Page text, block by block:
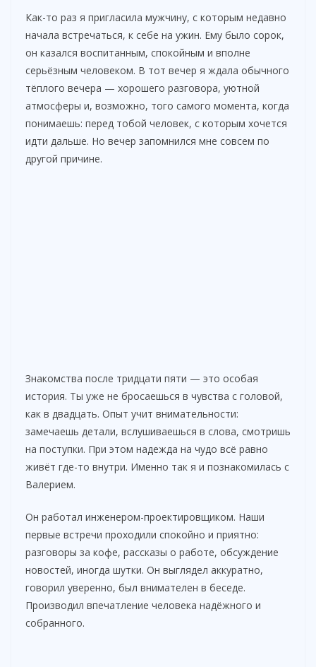
Как-то раз я пригласила мужчину, с которым недавно
начала встречаться, к себе на ужин. Ему было сорок,
он казался воспитанным, спокойным и вполне
серьёзным человеком. В тот вечер я ждала обычного
тёплого вечера — хорошего разговора, уютной
атмосферы и, возможно, того самого момента, когда
понимаешь: перед тобой человек, с которым хочется
идти дальше. Но вечер запомнился мне совсем по
другой причине.
Знакомства после тридцати пяти — это особая
история. Ты уже не бросаешься в чувства с головой,
как в двадцать. Опыт учит внимательности:
замечаешь детали, вслушиваешься в слова, смотришь
на поступки. При этом надежда на чудо всё равно
живёт где-то внутри. Именно так я и познакомилась с
Валерием.
Он работал инженером-проектировщиком. Наши
первые встречи проходили спокойно и приятно:
разговоры за кофе, рассказы о работе, обсуждение
новостей, иногда шутки. Он выглядел аккуратно,
говорил уверенно, был внимателен в беседе.
Производил впечатление человека надёжного и
собранного.